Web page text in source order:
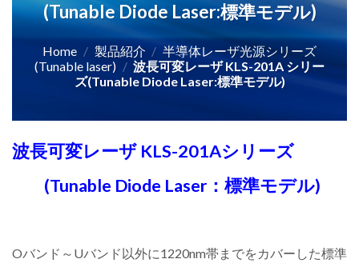
(Tunable Diode Laser:標準モデル)
Home / 製品紹介 / 半導体レーザ光源シリーズ
(Tunable laser) / 波長可変レーザ KLS-201A シリー
ズ(Tunable Diode Laser:標準モデル)
波長可変レーザ KLS-201Aシリーズ
(Tunable Diode Laser：標準モデル)
Oバンド～Uバンド以外に1220nm帯までをカバーした標準